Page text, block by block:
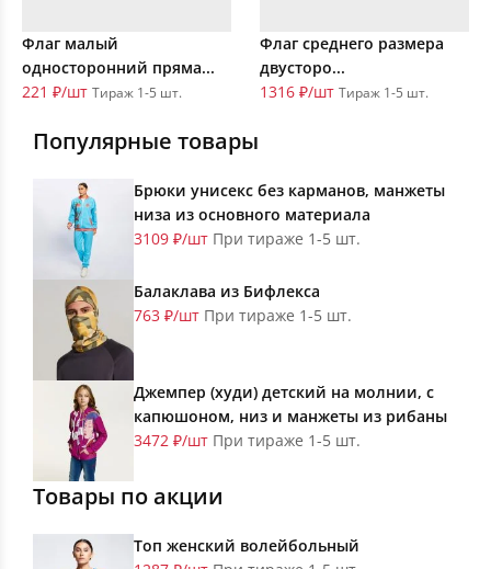
Флаг малый
односторонний пряма...
221 ₽/шт Тираж 1-5 шт.
Флаг среднего размера
двусторо...
1316 ₽/шт Тираж 1-5 шт.
Популярные товары
Брюки унисекс без карманов, манжеты
низа из основного материала
3109 ₽/шт При тираже 1-5 шт.
Балаклава из Бифлекса
763 ₽/шт При тираже 1-5 шт.
Джемпер (худи) детский на молнии, с
капюшоном, низ и манжеты из рибаны
3472 ₽/шт При тираже 1-5 шт.
Товары по акции
Топ женский волейбольный